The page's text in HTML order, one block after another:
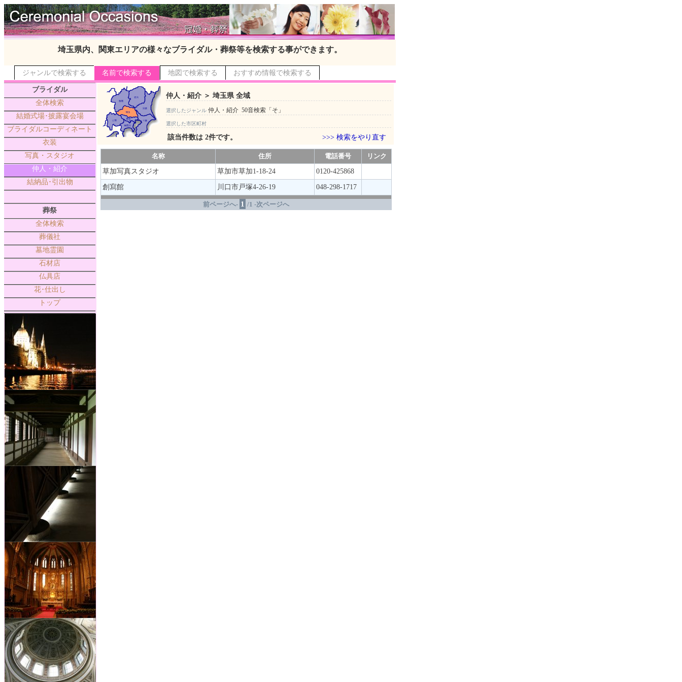
埼玉県内、関東エリアの様々なブライダル・葬祭等を検索する事ができます。
ジャンルで検索する 名前で検索する 地図で検索する おすすめ情報で検索する
ブライダル
全体検索
結婚式場･披露宴会場
ブライダルコーディネート
衣装
写真・スタジオ
仲人・紹介
結納品･引出物
葬祭
全体検索
葬儀社
墓地霊園
石材店
仏具店
花･仕出し
トップ
仲人・紹介 ＞ 埼玉県 全域
選択したジャンル 仲人・紹介 50音検索「そ」
選択した市区町村
該当件数は 2件です。 >>> 検索をやり直す
名称 住所 電話番号
リンク
草加写真スタジオ
草加市草加1-18-24 0120-425868
創寫館 川口市戸塚4-26-19 048-298-1717
前ページへ- 1 /1 -次ページへ